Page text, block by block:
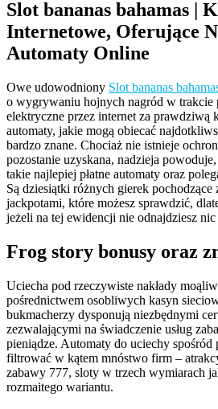
Slot bananas bahamas |
Internetowe, Oferujące
Automaty Online
Owe udowodniony Slot bananas
o wygrywaniu hojnych nagród w trakcie
elektryczne przez internet za prawdziwą
automaty, jakie mogą obiecać
bardzo znane. Chociaż nie istnieje
pozostanie uzyskana, nadzieja
takie najlepiej płatne automaty oraz
Są dziesiątki różnych gierek
jackpotami, które możesz sprawdzić,
jeżeli na tej ewidencji nie odnajdziesz nic
Frog story bonusy oraz
Uciecha pod rzeczywiste nakłady
pośrednictwem osobliwych kasyn
bukmacherzy dysponują niezbędnymi
zezwalającymi na świadczenie usług
pieniądze. Automaty do uciechy
filtrować w kątem mnóstwo firm –
zabawy 777, sloty w trzech wymiarach
rozmaitego wariantu.